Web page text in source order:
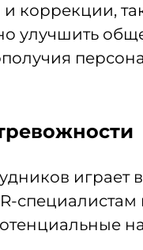
коррекции,
улучшить